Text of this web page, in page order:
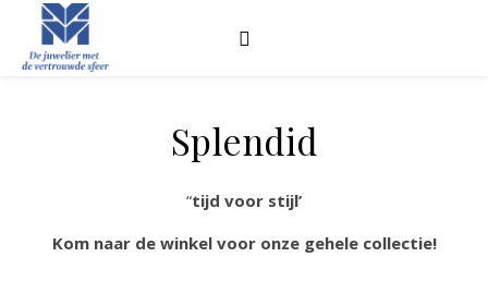
Splendid
“ tijd voor stijl’
Kom naar de winkel voor onze gehele collectie!